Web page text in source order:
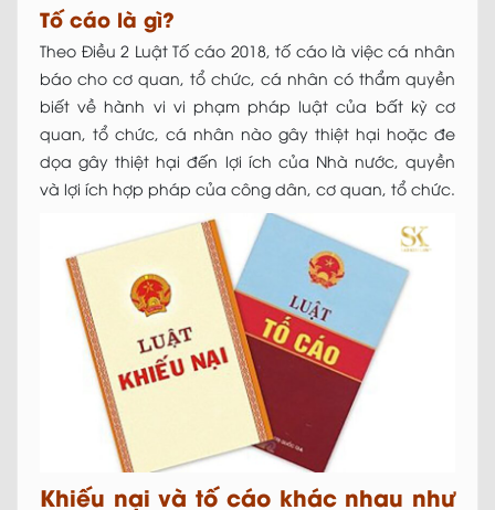
Tố cáo là gì?
Theo Điều 2 Luật Tố cáo 2018, tố cáo là việc cá nhân
báo cho cơ quan, tổ chức, cá nhân có thẩm quyền
biết về hành vi vi phạm pháp luật của bất kỳ cơ
quan, tổ chức, cá nhân nào gây thiệt hại hoặc đe
dọa gây thiệt hại đến lợi ích của Nhà nước, quyền
và lợi ích hợp pháp của công dân, cơ quan, tổ chức.
Khiếu nại và tố cáo khác nhau như